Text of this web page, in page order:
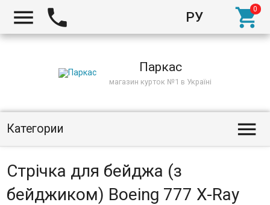
РУ
  
Паркас
магазин курток №1 в Україні
Категории 
Стрічка для бейджа (з
бейджиком) Boeing 777 X-Ray